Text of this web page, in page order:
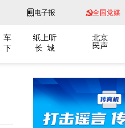
电子报 全国党媒
车
纸上听
下 长 城
北京
民声